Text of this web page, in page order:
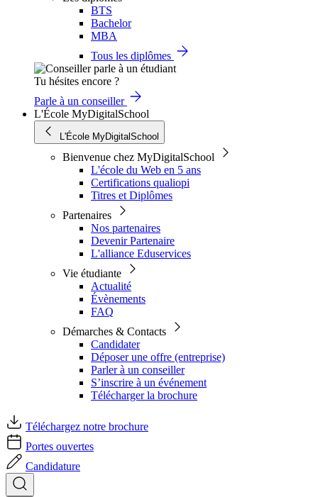
BTS
Bachelor
MBA
Tous les diplômes
Tu hésites encore ?
Parle à un conseiller
L'École MyDigitalSchool
L'École MyDigitalSchool
Bienvenue chez MyDigitalSchool
L'école du Web en 5 ans
Certifications qualiopi
Titres et Diplômes
Partenaires
Nos partenaires
Devenir Partenaire
L'alliance Eduservices
Vie étudiante
Actualité
Évènements
FAQ
Démarches & Contacts
Candidater
Déposer une offre (entreprise)
Parler à un conseiller
S’inscrire à un événement
Télécharger la brochure
Téléchargez notre brochure
Portes ouvertes
Candidature